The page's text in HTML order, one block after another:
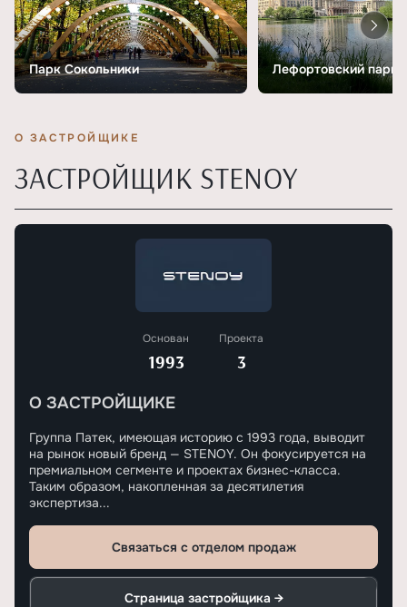
Парк Сокольники Лефортовский парк
О ЗАСТРОЙЩИКЕ
ЗАСТРОЙЩИК STENOY
Основан
1993
Проекта
3
О ЗАСТРОЙЩИКЕ
Группа Патек, имеющая историю с 1993 года, выводит
на рынок новый бренд — STENOY. Он фокусируется на
премиальном сегменте и проектах бизнес-класса.
Таким образом, накопленная за десятилетия
экспертиза...
Связаться с отделом продаж
Страница застройщика →